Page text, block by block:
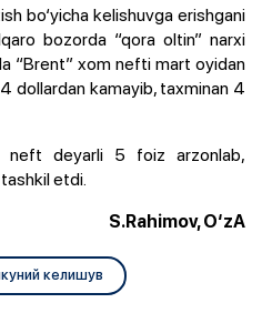
bo‘yicha kelishuvga erishgani
bozorda “qora oltin” narxi
“Brent” xom nefti mart oyidan
dollardan kamayib, taxminan 4
neft deyarli 5 foiz arzonlab,
etdi.
S.Rahimov, O‘zA
келишув